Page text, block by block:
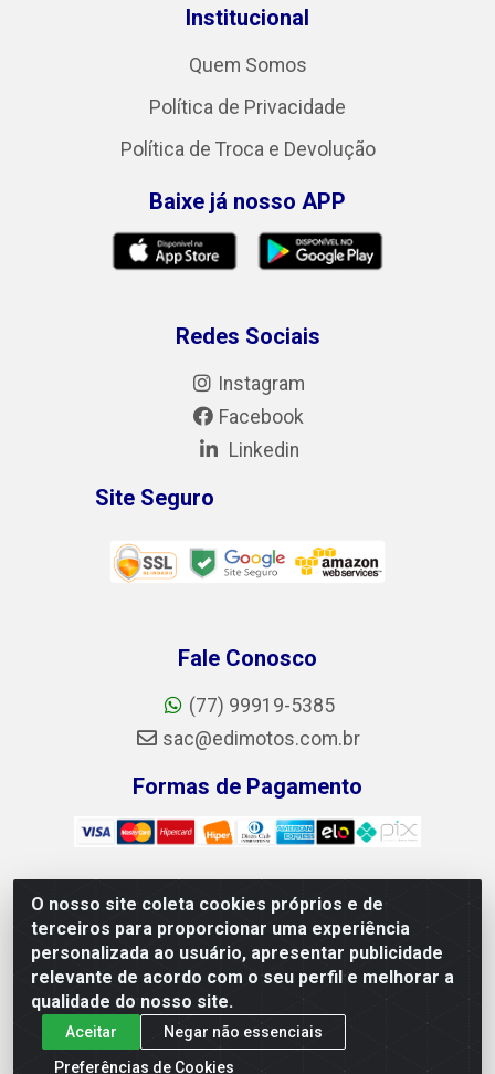
O nosso site coleta cookies próprios e de
terceiros para proporcionar uma experiência
personalizada ao usuário, apresentar publicidade
relevante de acordo com o seu perfil e melhorar a
qualidade do nosso site.
Aceitar
Negar não essenciais
Preferências de Cookies
Institucional
Quem Somos
Política de Privacidade
Política de Troca e Devolução
Baixe já nosso APP
Redes Sociais
Instagram
Facebook
Linkedin
Site Seguro
Fale Conosco
(77) 99919-5385
sac@edimotos.com.br
Formas de Pagamento
Edimotos Edilson Martins do Prado Ferraz LTDA - CNPJ
06.184.828/0001-23 - Rua Libano, 255, L-1, Jd.guanabara -
Felicia, Vitória da Conquista/BA - CEP 45055-225